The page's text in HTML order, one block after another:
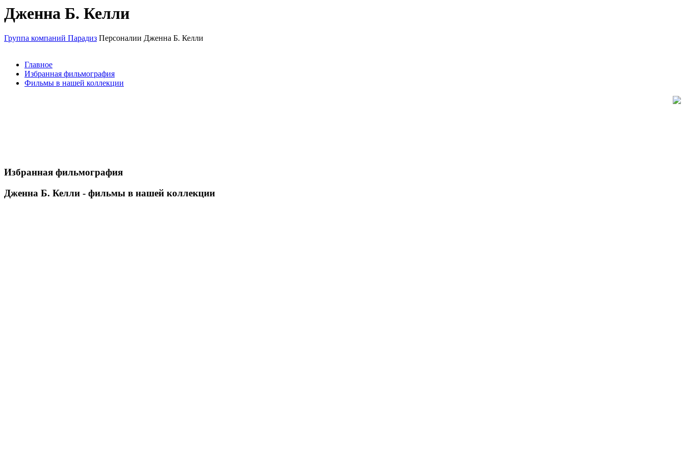
Дженна Б. Келли
Группа компаний Парадиз Персоналии Дженна Б. Келли
Главное
Избранная фильмография
Фильмы в нашей коллекции
Избранная фильмография
Дженна Б. Келли - фильмы в нашей коллекции